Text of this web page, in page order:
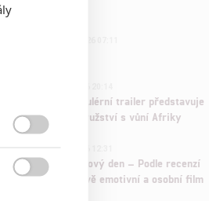
krve a kostí: Regulérní trailer představuje
fantasy dobrodružství s vůní Afriky
Man: Zbrusu nový den – Podle recenzí
čekat překvapivě emotivní a osobní film